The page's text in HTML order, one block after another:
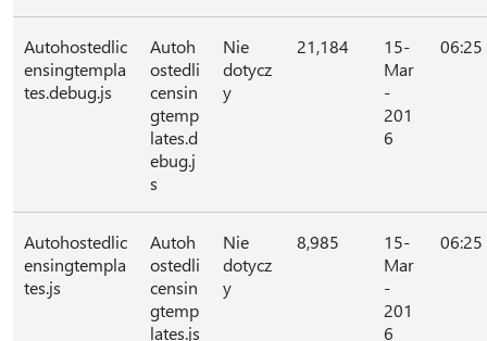
Autohostedlic
ensingtempla
tes.debug.js
Autoh
ostedli
censin
gtemp
lates.d
ebug.j
s
Nie
dotycz
y
21,184
15-
Mar
-
201
6
06:25
Autohostedlic
ensingtempla
tes.js
Autoh
ostedli
censin
gtemp
lates.js
Nie
dotycz
y
8,985
15-
Mar
-
201
6
06:25